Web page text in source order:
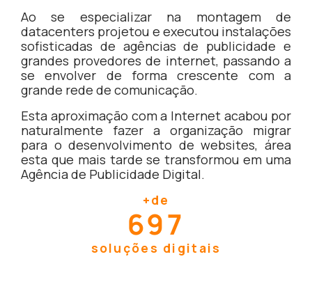
Ao se especializar na montagem de
datacenters projetou e executou instalações
sofisticadas de agências de publicidade e
grandes provedores de internet, passando a
se envolver de forma crescente com a
grande rede de comunicação.
Esta aproximação com a Internet acabou por
naturalmente fazer a organização migrar
para o desenvolvimento de websites, área
esta que mais tarde se transformou em uma
Agência de Publicidade Digital.
+de
700
soluções digitais